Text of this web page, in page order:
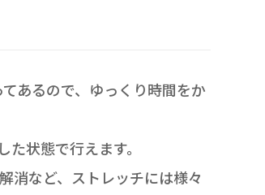
あるので、ゆっくり時間をか
状態で行えます。
消など、ストレッチには様々